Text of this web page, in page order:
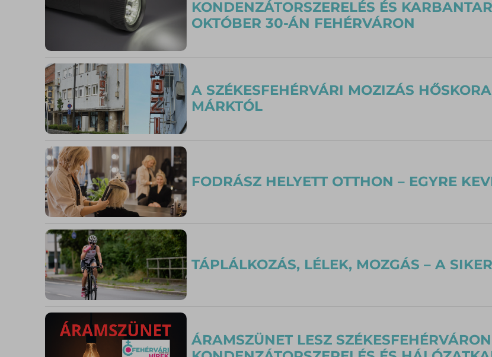
KONDENZÁTORSZERELÉS ÉS
OKTÓBER 30-ÁN FEHÉRVÁRON
A SZÉKESFEHÉRVÁRI MOZIZÁS
MÁRKTÓL
FODRÁSZ HELYETT OTTHON – EGYRE
TÁPLÁLKOZÁS, LÉLEK, MOZGÁS – A
ÁRAMSZÜNET LESZ